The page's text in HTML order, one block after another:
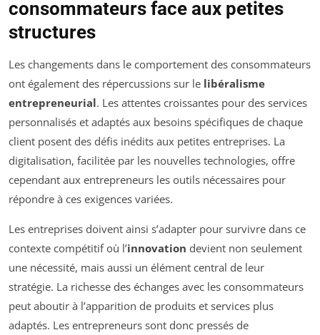
consommateurs face aux petites
structures
Les changements dans le comportement des consommateurs
ont également des répercussions sur le libéralisme
entrepreneurial. Les attentes croissantes pour des services
personnalisés et adaptés aux besoins spécifiques de chaque
client posent des défis inédits aux petites entreprises. La
digitalisation, facilitée par les nouvelles technologies, offre
cependant aux entrepreneurs les outils nécessaires pour
répondre à ces exigences variées.
Les entreprises doivent ainsi s’adapter pour survivre dans ce
contexte compétitif où l’innovation devient non seulement
une nécessité, mais aussi un élément central de leur
stratégie. La richesse des échanges avec les consommateurs
peut aboutir à l’apparition de produits et services plus
adaptés. Les entrepreneurs sont donc pressés de